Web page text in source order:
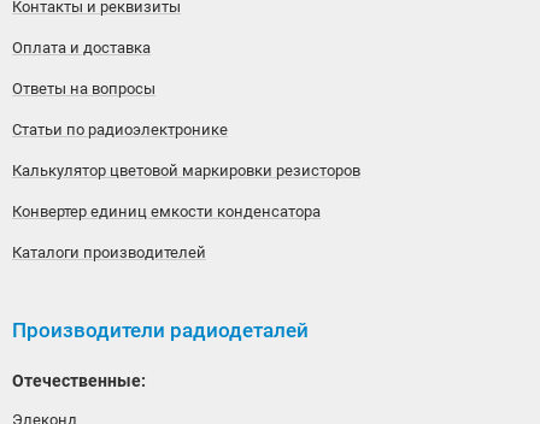
Контакты и реквизиты
Оплата и доставка
Ответы на вопросы
Статьи по радиоэлектронике
Калькулятор цветовой маркировки резисторов
Конвертер единиц емкости конденсатора
Каталоги производителей
Производители радиодеталей
Отечественные:
Элеконд